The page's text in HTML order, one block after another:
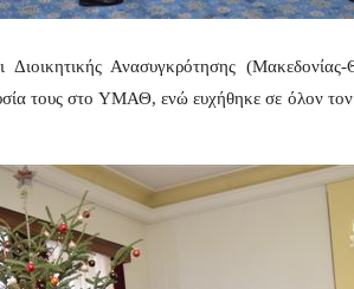
Ανασυγκρότησης (Μακεδονίας-
τους στο ΥΜΑΘ, ενώ ευχήθηκε σε όλον